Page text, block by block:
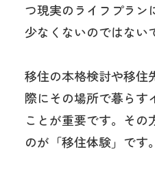
つ現実のライフプラン
少なくないのではない
移住の本格検討や移住
際にその場所で暮らす
ことが重要です。その
のが「移住体験」です。